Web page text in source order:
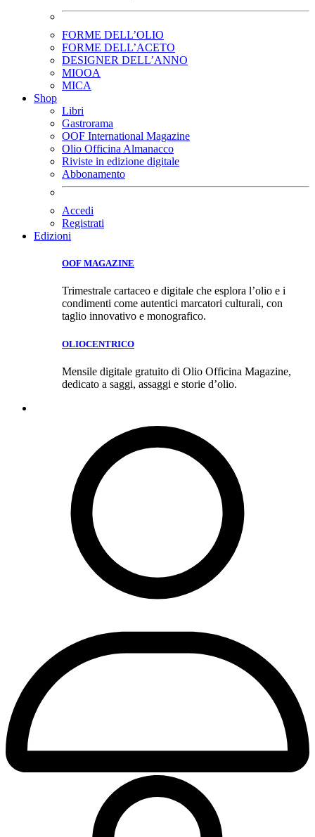
FORME DELL’OLIO
FORME DELL’ACETO
DESIGNER DELL’ANNO
MIOOA
MICA
Shop
Libri
Gastrorama
OOF International Magazine
Olio Officina Almanacco
Riviste in edizione digitale
Abbonamento
Accedi
Registrati
Edizioni
OOF MAGAZINE
Trimestrale cartaceo e digitale che esplora l’olio e i
condimenti come autentici marcatori culturali, con
taglio innovativo e monografico.
OLIOCENTRICO
Mensile digitale gratuito di Olio Officina Magazine,
dedicato a saggi, assaggi e storie d’olio.